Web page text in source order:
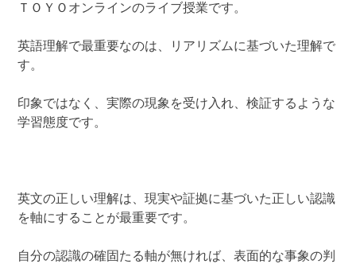
ＴＯＹＯオンラインのライブ授業です。
英語理解で最重要なのは、リアリズムに基づいた理解で
す。
印象ではなく、実際の現象を受け入れ、検証するような
学習態度です。
英文の正しい理解は、現実や証拠に基づいた正しい認識
を軸にすることが最重要です。
自分の認識の確固たる軸が無ければ、表面的な事象の判